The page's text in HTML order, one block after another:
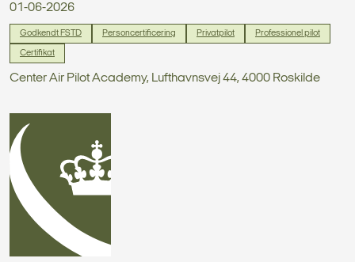
01-06-2026
Godkendt FSTD Personcertificering Privatpilot Professionel pilot
Certifikat
Center Air Pilot Academy, Lufthavnsvej 44, 4000 Roskilde